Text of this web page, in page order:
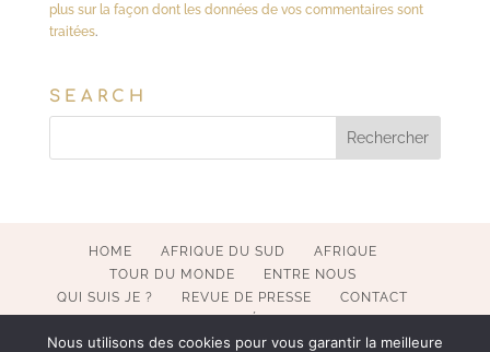
plus sur la façon dont les données de vos commentaires sont
traitées.
SEARCH
HOME AFRIQUE DU SUD
AFRIQUE
TOUR DU MONDE
ENTRE NOUS
QUI SUIS JE ?
REVUE DE PRESSE
CONTACT
Nous utilisons des cookies pour vous garantir la meilleure